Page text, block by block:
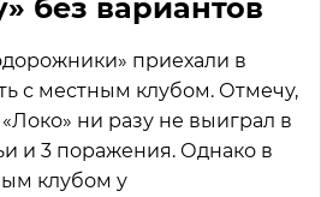
без вариантов
приехали в
с местным клубом. Отмечу,
ни разу не выиграл в
и 3 поражения. Однако в
клубом у